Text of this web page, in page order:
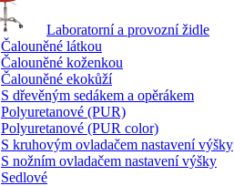
Laboratorní a provozní židle
Čalouněné látkou
Čalouněné koženkou
Čalouněné ekokůží
S dřevěným sedákem a opěrákem
Polyuretanové (PUR)
Polyuretanové (PUR color)
S kruhovým ovladačem nastavení výšky
S nožním ovladačem nastavení výšky
Sedlové